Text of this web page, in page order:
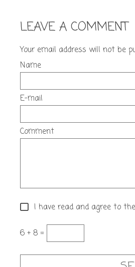
LEAVE A COMMENT
Your email address will not be
Name
E-mail
Comment
I have read and agree to the
6 + 8 =